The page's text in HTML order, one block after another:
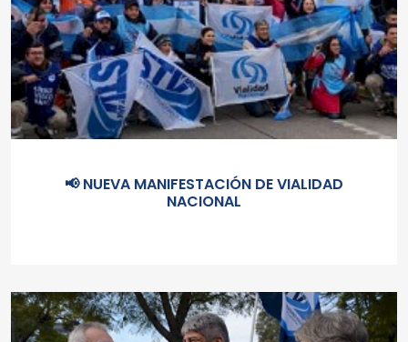
📢 NUEVA MANIFESTACIÓN DE VIALIDAD
NACIONAL